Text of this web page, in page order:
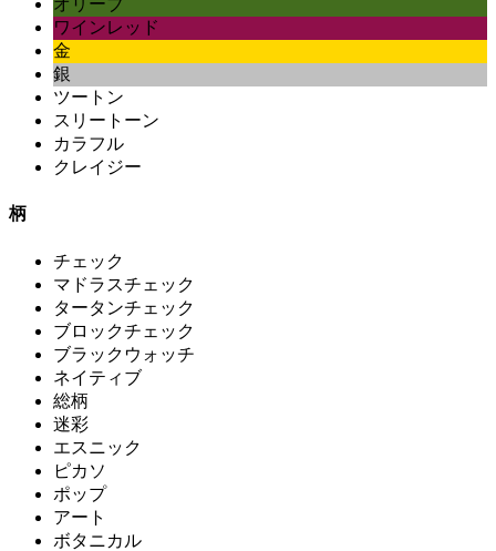
オリーブ
ワインレッド
金
銀
ツートン
スリートーン
カラフル
クレイジー
柄
チェック
マドラスチェック
タータンチェック
ブロックチェック
ブラックウォッチ
ネイティブ
総柄
迷彩
エスニック
ピカソ
ポップ
アート
ボタニカル